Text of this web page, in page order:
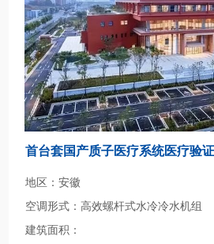
首台套国产质子医疗系统医疗验
地区：安徽
空调形式：高效螺杆式水冷冷水机组
建筑面积：